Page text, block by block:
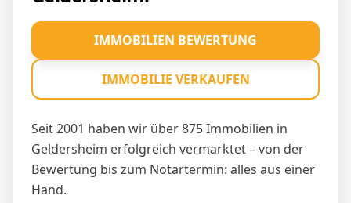
Seit 2001 haben wir über 875 Immobilien in
Geldersheim erfolgreich vermarktet – von der
Bewertung bis zum Notartermin: alles aus einer
Hand.
IMMOBILIEN BEWERTUNG
IMMOBILIE VERKAUFEN